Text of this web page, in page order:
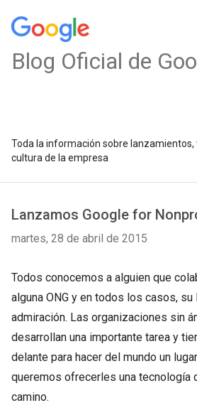
Blog Oficial de
Toda la información sobre lanzamientos,
cultura de la empresa
Lanzamos Google for
martes, 28 de abril de 2015
Todos conocemos a alguien que
alguna ONG y en todos los casos,
admiración. Las organizaciones sin
desarrollan una importante tarea y
delante para hacer del mundo un
queremos ofrecerles una tecnología
camino.